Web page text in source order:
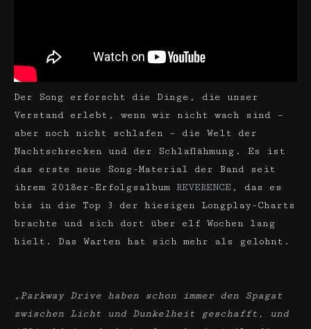
Der Song erforscht die Dinge, die unser
Verstand erlebt, wenn wir nicht wach sind –
aber noch nicht schlafen – die Welt der
Nachtschrecken und der Schlaflähmung. Es ist
das erste neue Song-Material der Band seit
ihrem 2018er-Erfolgsalbum REVERENCE , das es
bis in die Top 3 der hiesigen Longplay-Charts
brachte und sich dort über elf Wochen lang
hielt. Das Warten hat sich mehr als gelohnt.
„Parkway Drive haben schon immer den Spagat
zwischen Licht und Dunkelheit geschafft, und